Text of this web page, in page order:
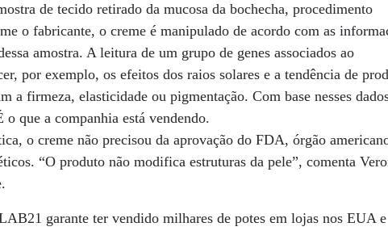
de tecido retirado da mucosa da bochecha, procedimento
o fabricante, o creme é manipulado de acordo com as
amostra. A leitura de um grupo de genes associados ao
por exemplo, os efeitos dos raios solares e a tendência de
a firmeza, elasticidade ou pigmentação. Com base nesses
que a companhia está vendendo.
o creme não precisou da aprovação do FDA, órgão
“O produto não modifica estruturas da pele”, comenta
garante ter vendido milhares de potes em lojas nos EUA e